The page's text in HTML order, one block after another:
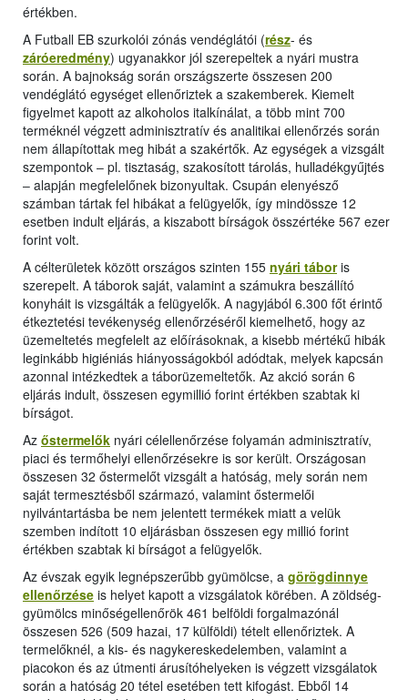
értékben.
A Futball EB szurkolói zónás vendéglátói (rész- és
záróeredmény) ugyanakkor jól szerepeltek a nyári mustra
során. A bajnokság során országszerte összesen 200
vendéglátó egységet ellenőriztek a szakemberek. Kiemelt
figyelmet kapott az alkoholos italkínálat, a több mint 700
terméknél végzett adminisztratív és analitikai ellenőrzés során
nem állapítottak meg hibát a szakértők. Az egységek a vizsgált
szempontok ‒ pl. tisztaság, szakosított tárolás, hulladékgyűjtés
‒ alapján megfelelőnek bizonyultak. Csupán elenyésző
számban tártak fel hibákat a felügyelők, így mindössze 12
esetben indult eljárás, a kiszabott bírságok összértéke 567 ezer
forint volt.
A célterületek között országos szinten 155 nyári táboris
szerepelt. A táborok saját, valamint a számukra beszállító
konyháit is vizsgálták a felügyelők. A nagyjából 6.300 főt érintő
étkeztetési tevékenység ellenőrzéséről kiemelhető, hogy az
üzemeltetés megfelelt az előírásoknak, a kisebb mértékű hibák
leginkább higiéniás hiányosságokból adódtak, melyek kapcsán
azonnal intézkedtek a táborüzemeltetők. Az akció során 6
eljárás indult, összesen egymillió forint értékben szabtak ki
bírságot.
Az őstermelők nyári célellenőrzése folyamán adminisztratív,
piaci és termőhelyi ellenőrzésekre is sor került. Országosan
összesen 32 őstermelőt vizsgált a hatóság, mely során nem
saját termesztésből származó, valamint őstermelői
nyilvántartásba be nem jelentett termékek miatt a velük
szemben indított 10 eljárásban összesen egy millió forint
értékben szabtak ki bírságot a felügyelők.
Az évszak egyik legnépszerűbb gyümölcse, a görögdinnye
ellenőrzése is helyet kapott a vizsgálatok körében. A zöldség-
gyümölcs minőségellenőrök 461 belföldi forgalmazónál
összesen 526 (509 hazai, 17 külföldi) tételt ellenőriztek. A
termelőknél, a kis- és nagykereskedelemben, valamint a
piacokon és az útmenti árusítóhelyeken is végzett vizsgálatok
során a hatóság 20 tétel esetében tett kifogást. Ebből 14